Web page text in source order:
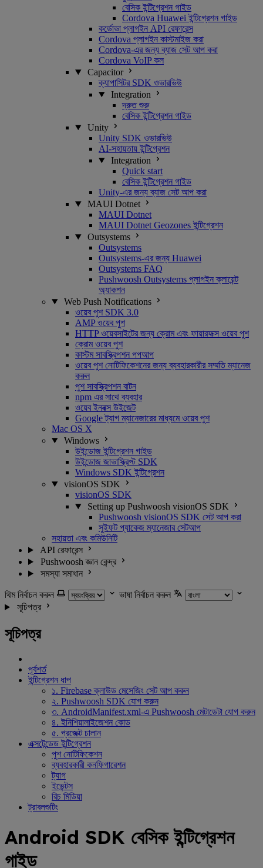
বেসিক ইন্টিগ্রেশন গাইড
Cordova Huawei ইন্টিগ্রেশন গাইড
কর্ডোভা প্লাগইন API রেফারেন্স
Cordova প্লাগইন কাস্টমাইজ করা
Cordova-এর জন্য ব্যাজ সেট আপ করা
Cordova VoIP কল
Capacitor
ক্যাপাসিটর SDK ওভারভিউ
Integration
দ্রুত শুরু
বেসিক ইন্টিগ্রেশন গাইড
Unity
Unity SDK ওভারভিউ
AI-সহায়তায় ইন্টিগ্রেশন
Integration
Quick start
বেসিক ইন্টিগ্রেশন গাইড
Unity-এর জন্য ব্যাজ সেট আপ করা
MAUI Dotnet
MAUI Dotnet
MAUI Dotnet Geozones ইন্টিগ্রেশন
Outsystems
Outsystems
Outsystems-এর জন্য Huawei
Outsystems FAQ
Pushwoosh Outsystems প্লাগইন ক্লায়েন্ট
অ্যাকশন
Web Push Notifications
ওয়েব পুশ SDK 3.0
AMP ওয়েব পুশ
HTTP ওয়েবসাইটের জন্য ক্রোম এবং ফায়ারফক্স ওয়েব পুশ
ক্রোম ওয়েব পুশ
কাস্টম সাবস্ক্রিপশন পপআপ
ওয়েব পুশ নোটিফিকেশনের জন্য ব্যবহারকারীর সম্মতি ম্যানেজ
করুন
পুশ সাবস্ক্রিপশন বাটন
npm এর সাথে ব্যবহার
ওয়েব ইনবক্স উইজেট
Google ট্যাগ ম্যানেজারের মাধ্যমে ওয়েব পুশ
Mac OS X
Windows
উইন্ডোজ ইন্টিগ্রেশন গাইড
উইন্ডোজ জাভাস্ক্রিপ্ট SDK
Windows SDK ইন্টিগ্রেশন
visionOS SDK
visionOS SDK
Setting up Pushwoosh visionOS SDK
Pushwoosh visionOS SDK সেট আপ করা
সুইফট প্যাকেজ ম্যানেজার সেটআপ
সহায়তা এবং কমিউনিটি
API রেফারেন্স
Pushwoosh জ্ঞান কেন্দ্র
সমস্যা সমাধান
থিম নির্বাচন করুন
ভাষা নির্বাচন করুন
সূচিপত্র
সূচিপত্র
পূর্বশর্ত
ইন্টিগ্রেশন ধাপ
১. Firebase ক্লাউড মেসেজিং সেট আপ করুন
২. Pushwoosh SDK যোগ করুন
৩. AndroidManifest.xml-এ Pushwoosh মেটাডেটা যোগ করুন
৪. ইনিশিয়ালাইজেশন কোড
৫. প্রজেক্ট চালান
এক্সটেন্ডেড ইন্টিগ্রেশন
পুশ নোটিফিকেশন
ব্যবহারকারী কনফিগারেশন
ট্যাগ
ইভেন্টস
রিচ মিডিয়া
ট্রাবলশুটিং
Android SDK বেসিক ইন্টিগ্রেশন
গাইড